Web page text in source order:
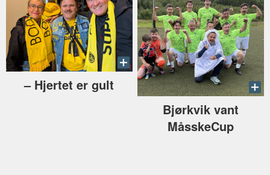
–⁠ Hjertet er gult
Bjørkvik vant
MåsskeCup